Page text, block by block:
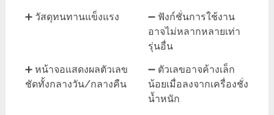
➕ วัสดุทนทานแข็งแรง
➖ ฟังก์ชั่นการใช้งาน
อาจไม่หลากหลายเท่า
รุ่นอื่น
➕ หน้าจอแสดงผลตัวเลข
ชัดทั้งกลางวัน/กลางคืน
➖ ตัวเลขอาจค้างเล็ก
น้อยเมื่อลงจากเครื่องชั่ง
น้ำหนัก